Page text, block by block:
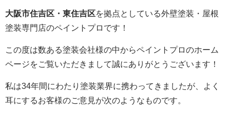
大阪市住吉区・東住吉区を拠点としている外壁塗装・屋根
塗装専門店のペイントプロです！
この度は数ある塗装会社様の中からペイントプロのホーム
ページをご覧いただきまして誠にありがとうございます！
私は34年間にわたり塗装業界に携わってきましたが、よく
耳にするお客様のご意見が次のようなものです。